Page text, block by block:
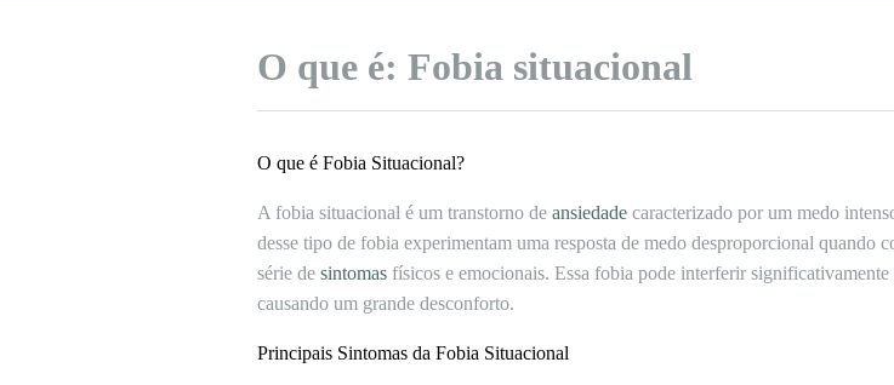
O que é: Fobia situacional
O que é Fobia Situacional?
A fobia situacional é um transtorno de ansiedade caracterizado por um medo
desse tipo de fobia experimentam uma resposta de medo desproporcional quando
série de sintomas físicos e emocionais. Essa fobia pode interferir
causando um grande desconforto.
Principais Sintomas da Fobia Situacional